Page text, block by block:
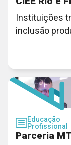
Instituições
inclusão
Educação
Profissional
Parceria